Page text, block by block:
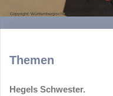
Copyright: Württembergische Landesbibliothek
Themen
Hegels Schwester.